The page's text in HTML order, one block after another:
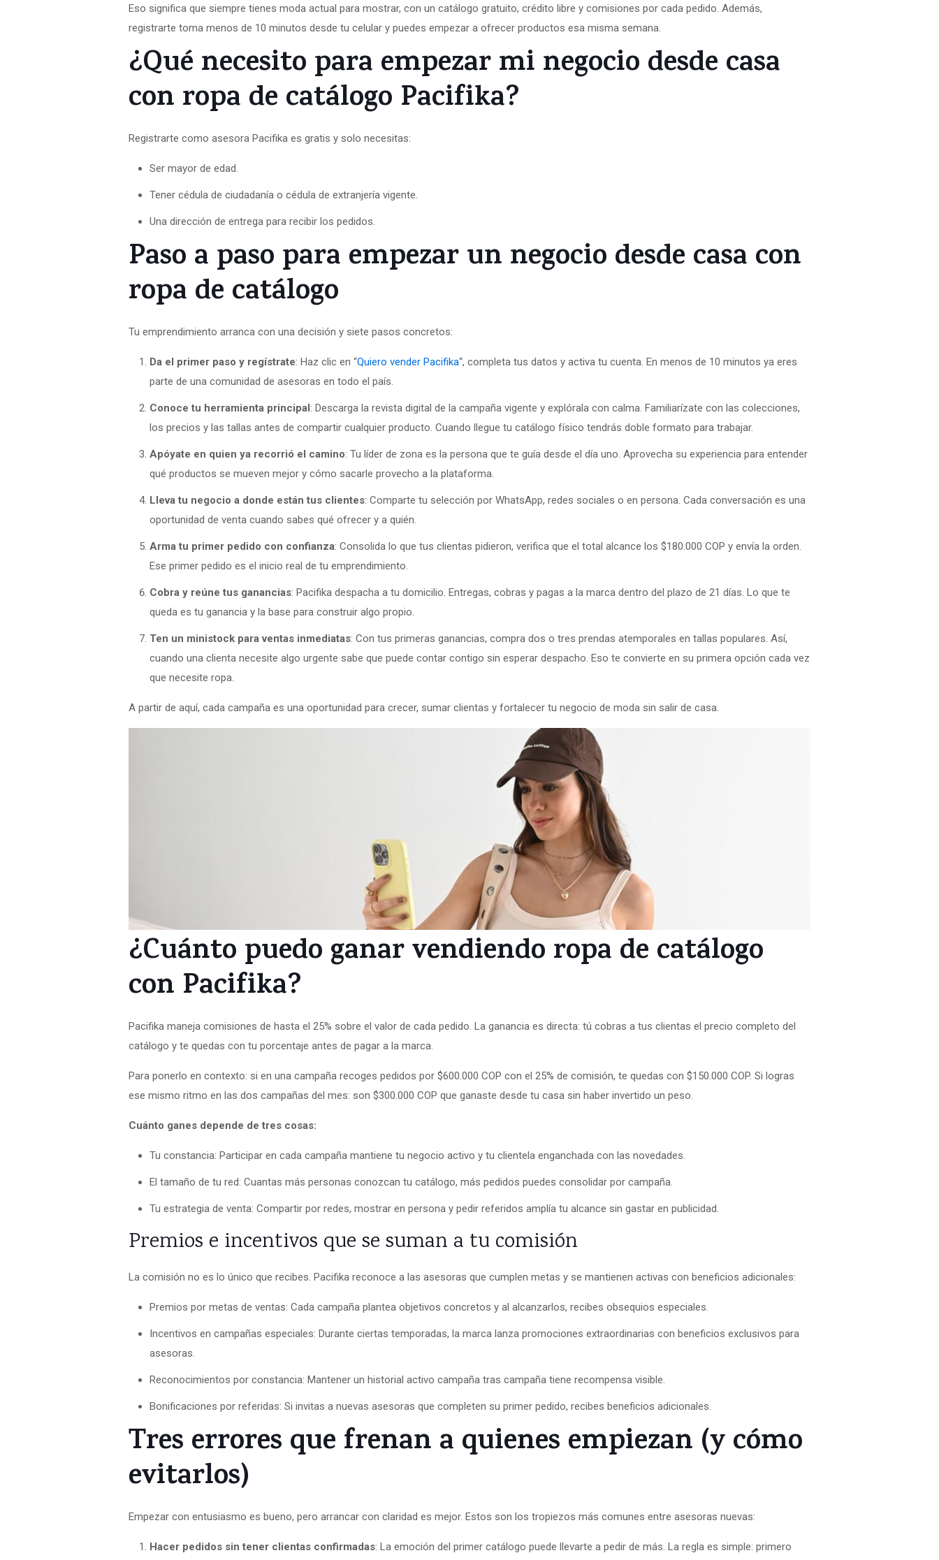
Eso significa que siempre tienes moda actual para mostrar, con un catálogo gratuito, crédito libre y comisiones por cada pedido. Además,
registrarte toma menos de 10 minutos desde tu celular y puedes empezar a ofrecer productos esa misma semana.
¿Qué necesito para empezar mi negocio desde casa
con ropa de catálogo Pacifika?
Registrarte como asesora Pacifika es gratis y solo necesitas:
Ser mayor de edad.
Tener cédula de ciudadanía o cédula de extranjería vigente.
Una dirección de entrega para recibir los pedidos.
Paso a paso para empezar un negocio desde casa con
ropa de catálogo
Tu emprendimiento arranca con una decisión y siete pasos concretos:
Da el primer paso y regístrate: Haz clic en “Quiero vender Pacifika“, completa tus datos y activa tu cuenta. En menos de 10 minutos ya eres
parte de una comunidad de asesoras en todo el país.
Conoce tu herramienta principal: Descarga la revista digital de la campaña vigente y explórala con calma. Familiarízate con las colecciones,
los precios y las tallas antes de compartir cualquier producto. Cuando llegue tu catálogo físico tendrás doble formato para trabajar.
Apóyate en quien ya recorrió el camino: Tu líder de zona es la persona que te guía desde el día uno. Aprovecha su experiencia para entender
qué productos se mueven mejor y cómo sacarle provecho a la plataforma.
Lleva tu negocio a donde están tus clientes: Comparte tu selección por WhatsApp, redes sociales o en persona. Cada conversación es una
oportunidad de venta cuando sabes qué ofrecer y a quién.
Arma tu primer pedido con confianza: Consolida lo que tus clientas pidieron, verifica que el total alcance los $180.000 COP y envía la orden.
Ese primer pedido es el inicio real de tu emprendimiento.
Cobra y reúne tus ganancias: Pacifika despacha a tu domicilio. Entregas, cobras y pagas a la marca dentro del plazo de 21 días. Lo que te
queda es tu ganancia y la base para construir algo propio.
Ten un ministock para ventas inmediatas: Con tus primeras ganancias, compra dos o tres prendas atemporales en tallas populares. Así,
cuando una clienta necesite algo urgente sabe que puede contar contigo sin esperar despacho. Eso te convierte en su primera opción cada vez
que necesite ropa.
A partir de aquí, cada campaña es una oportunidad para crecer, sumar clientas y fortalecer tu negocio de moda sin salir de casa.
¿Cuánto puedo ganar vendiendo ropa de catálogo
con Pacifika?
Pacifika maneja comisiones de hasta el 25% sobre el valor de cada pedido. La ganancia es directa: tú cobras a tus clientas el precio completo del
catálogo y te quedas con tu porcentaje antes de pagar a la marca.
Para ponerlo en contexto: si en una campaña recoges pedidos por $600.000 COP con el 25% de comisión, te quedas con $150.000 COP. Si logras
ese mismo ritmo en las dos campañas del mes: son $300.000 COP que ganaste desde tu casa sin haber invertido un peso.
Cuánto ganes depende de tres cosas:
Tu constancia: Participar en cada campaña mantiene tu negocio activo y tu clientela enganchada con las novedades.
El tamaño de tu red: Cuantas más personas conozcan tu catálogo, más pedidos puedes consolidar por campaña.
Tu estrategia de venta: Compartir por redes, mostrar en persona y pedir referidos amplía tu alcance sin gastar en publicidad.
Premios e incentivos que se suman a tu comisión
La comisión no es lo único que recibes. Pacifika reconoce a las asesoras que cumplen metas y se mantienen activas con beneficios adicionales:
Premios por metas de ventas: Cada campaña plantea objetivos concretos y al alcanzarlos, recibes obsequios especiales.
Incentivos en campañas especiales: Durante ciertas temporadas, la marca lanza promociones extraordinarias con beneficios exclusivos para
asesoras.
Reconocimientos por constancia: Mantener un historial activo campaña tras campaña tiene recompensa visible.
Bonificaciones por referidas: Si invitas a nuevas asesoras que completen su primer pedido, recibes beneficios adicionales.
Tres errores que frenan a quienes empiezan (y cómo
evitarlos)
Empezar con entusiasmo es bueno, pero arrancar con claridad es mejor. Estos son los tropiezos más comunes entre asesoras nuevas:
Hacer pedidos sin tener clientas confirmadas: La emoción del primer catálogo puede llevarte a pedir de más. La regla es simple: primero